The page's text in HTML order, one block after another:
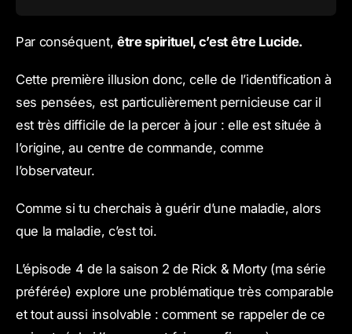
Par conséquent, être spirituel, c’est être Lucide.
Cette première illusion donc, celle de l’identification à
ses pensées, est particulièrement pernicieuse car il
est très difficile de la percer à jour : elle est située à
l’origine, au centre de commande, comme
l’observateur.
Comme si tu cherchais à guérir d’une maladie, alors
que la maladie, c’est toi.
L’épisode 4 de la saison 2 de Rick & Morty (ma série
préférée) explore une problématique très comparable
et tout aussi insolvable : comment se rappeler de ce